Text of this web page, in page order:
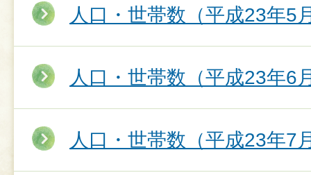
人口・世帯数（平成23年5
人口・世帯数（平成23年6
人口・世帯数（平成23年7